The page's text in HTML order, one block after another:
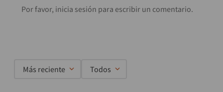
Más reciente Todos